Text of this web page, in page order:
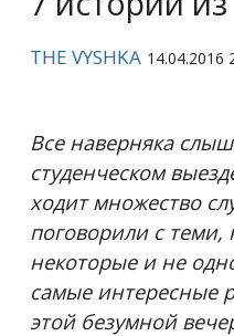
THE VYSHKA 14.04.2016
Все наверняка
студенческом
ходит множество
поговорили с теми,
некоторые и не
самые интересные
этой безумной